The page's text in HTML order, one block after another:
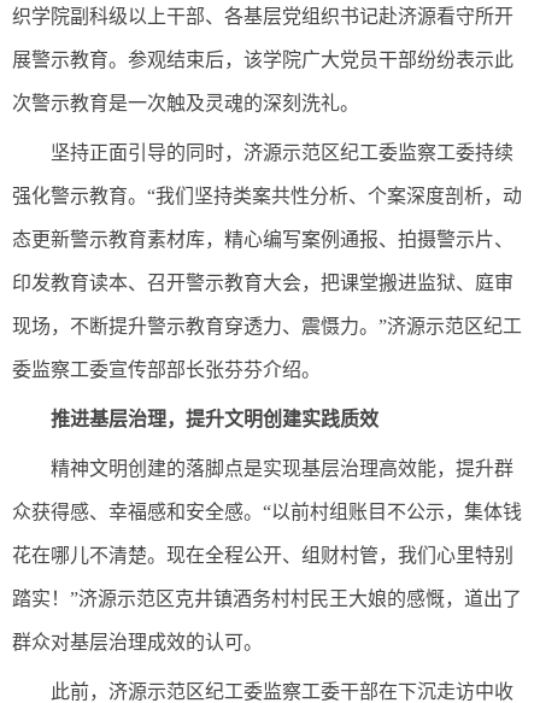
织学院副科级以上干部、各基层党组织书记赴济源看守所开
展警示教育。参观结束后，该学院广大党员干部纷纷表示此
次警示教育是一次触及灵魂的深刻洗礼。
坚持正面引导的同时，济源示范区纪工委监察工委持续
强化警示教育。“我们坚持类案共性分析、个案深度剖析，动
态更新警示教育素材库，精心编写案例通报、拍摄警示片、
印发教育读本、召开警示教育大会，把课堂搬进监狱、庭审
现场，不断提升警示教育穿透力、震慑力。”济源示范区纪工
委监察工委宣传部部长张芬芬介绍。
推进基层治理，提升文明创建实践质效
精神文明创建的落脚点是实现基层治理高效能，提升群
众获得感、幸福感和安全感。“以前村组账目不公示，集体钱
花在哪儿不清楚。现在全程公开、组财村管，我们心里特别
踏实！”济源示范区克井镇酒务村村民王大娘的感慨，道出了
群众对基层治理成效的认可。
此前，济源示范区纪工委监察工委干部在下沉走访中收